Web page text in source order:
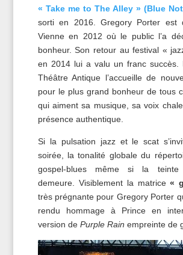
« Take me to The Alley » (Blue
sorti en 2016. Gregory Porter est
Vienne en 2012 où le public l’a
bonheur. Son retour au festival «
en 2014 lui a valu un franc succès.
Théâtre Antique l’accueille de
pour le plus grand bonheur de tous
qui aiment sa musique, sa voix
présence authentique.
Si la pulsation jazz et le scat
soirée, la tonalité globale du
gospel-blues même si la
demeure. Visiblement la matrice«
très prégnante pour Gregory Porter
rendu hommage à Prince en
version de Purple Rain empreinte de